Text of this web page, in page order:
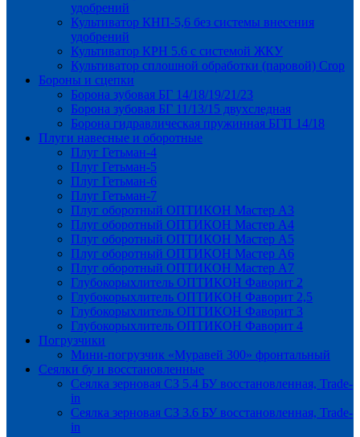
удобрений
Культиватор КНП-5,6 без системы внесения
удобрений
Культиватор КРН 5.6 с системой ЖКУ
Культиватор сплошной обработки (паровой) Crop
Бороны и сцепки
Борона зубовая БГ 14/18/19/21/23
Борона зубовая БГ 11/13/15 двухследная
Борона гидравлическая пружинная БГП 14/18
Плуги навесные и оборотные
Плуг Гетьман-4
Плуг Гетьман-5
Плуг Гетьман-6
Плуг Гетьман-7
Плуг оборотный ОПТИКОН Мастер А3
Плуг оборотный ОПТИКОН Мастер А4
Плуг оборотный ОПТИКОН Мастер А5
Плуг оборотный ОПТИКОН Мастер А6
Плуг оборотный ОПТИКОН Мастер А7
Глубокорыхлитель ОПТИКОН Фаворит 2
Глубокорыхлитель ОПТИКОН Фаворит 2,5
Глубокорыхлитель ОПТИКОН Фаворит 3
Глубокорыхлитель ОПТИКОН Фаворит 4
Погрузчики
Мини-погрузчик «Муравей 300» фронтальный
Сеялки бу и восстановленные
Сеялка зерновая СЗ 5.4 БУ восстановленная, Trade-
in
Сеялка зерновая СЗ 3.6 БУ восстановленная, Trade-
in